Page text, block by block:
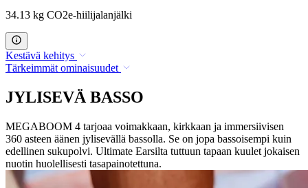
34.13 kg CO2e-hiilijalanjälki
Kestävä kehitys
Tärkeimmät ominaisuudet
JYLISEVÄ BASSO
MEGABOOM 4 tarjoaa voimakkaan, kirkkaan ja immersiivisen
360 asteen äänen jylisevällä bassolla. Se on jopa bassoisempi kuin
edellinen sukupolvi. Ultimate Earsilta tuttuun tapaan kuulet jokaisen
nuotin huolellisesti tasapainotettuna.